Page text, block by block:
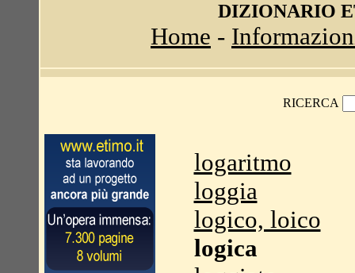
DIZIONARIO
Home -
RICERCA
logaritmo
loggia
logico, loico
logica